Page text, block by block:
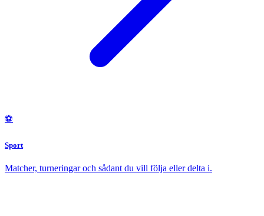
⚽
Sport
Matcher, turneringar och sådant du vill följa eller delta i.